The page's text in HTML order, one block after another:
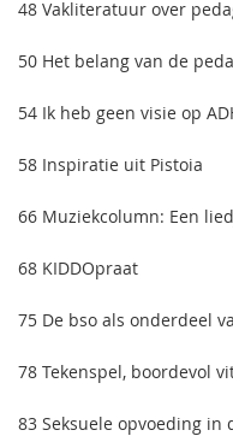
48 Vakliteratuur over
50 Het belang van de
54 Ik heb geen visie op
58 Inspiratie uit Pistoia
66 Muziekcolumn: Een
68 KIDDOpraat
75 De bso als onderdeel
78 Tekenspel, boordevol
83 Seksuele opvoeding in